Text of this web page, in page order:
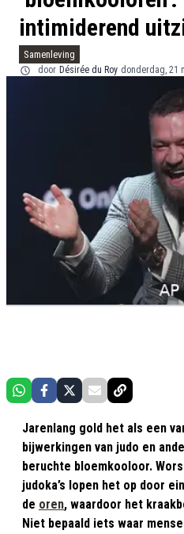
intimiderend
Samenleving
door Désirée du Roy donderdag, 21
Jarenlang gold het als een
bijwerkingen van judo en
beruchte bloemkooloor.
judoka’s lopen het op door
de oren, waardoor het
Niet bepaald iets waar